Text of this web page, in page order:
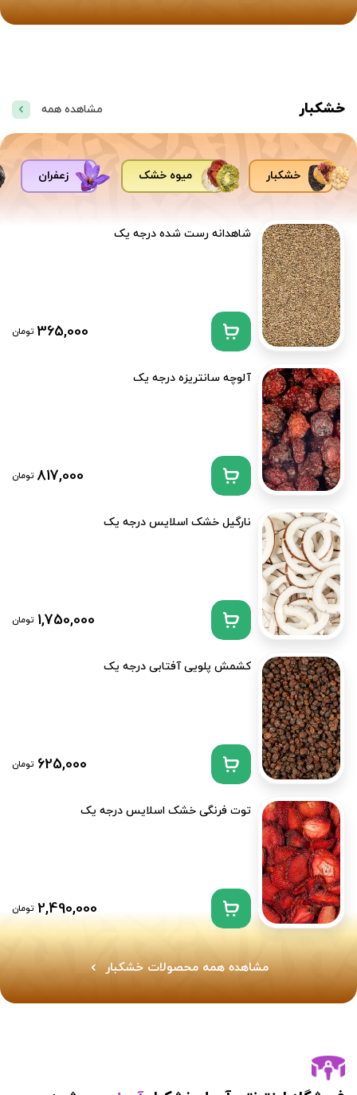
خشکبار مشاهده همه
خشکبار میوه خشک زعفران
شاهدانه رست شده درجه یک
365,000 تومان
آلوچه سانتریزه درجه یک
817,000 تومان
نارگیل خشک اسلایس درجه یک
1,750,000 تومان
کشمش پلویی آفتابی درجه یک
625,000 تومان
توت فرنگی خشک اسلایس درجه یک
2,490,000 تومان
مشاهده همه محصولات خشکبار